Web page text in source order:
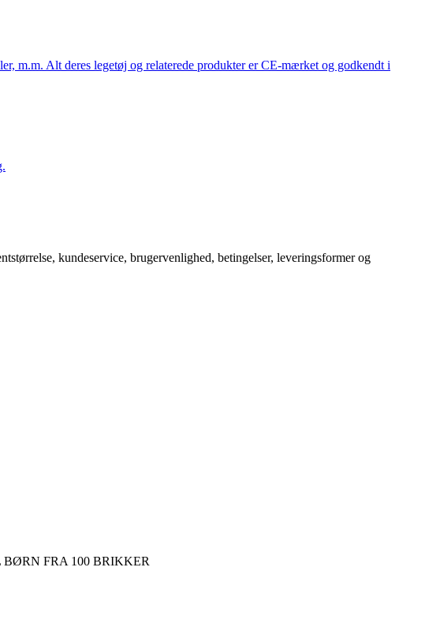
m.m. Alt deres legetøj og relaterede produkter er CE-mærket og godkendt i
kundeservice, brugervenlighed, betingelser, leveringsformer og
BØRN FRA 100 BRIKKER